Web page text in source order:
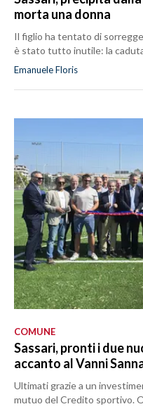
morta una donna
Il figlio ha tentato di
è stato tutto inutile: la
Emanuele Floris
COMUNE
Sassari, pronti i due
accanto al Vanni
Ultimati grazie a un
mutuo del Credito sportivo.